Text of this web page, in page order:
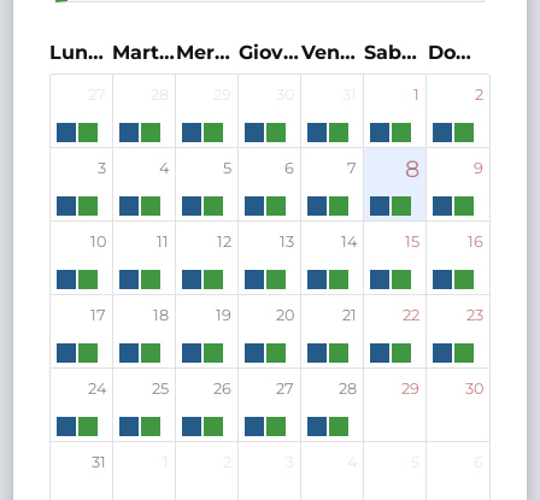
Lunedì Martedì Mercoledì Giovedì Venerdì Sabato Domenica
27 28 29 30 31 1 2
3 4 5 6 7 8 9
10 11 12 13 14 15 16
17 18 19 20 21 22 23
24 25 26 27 28 29 30
31 1 3 4 5 6